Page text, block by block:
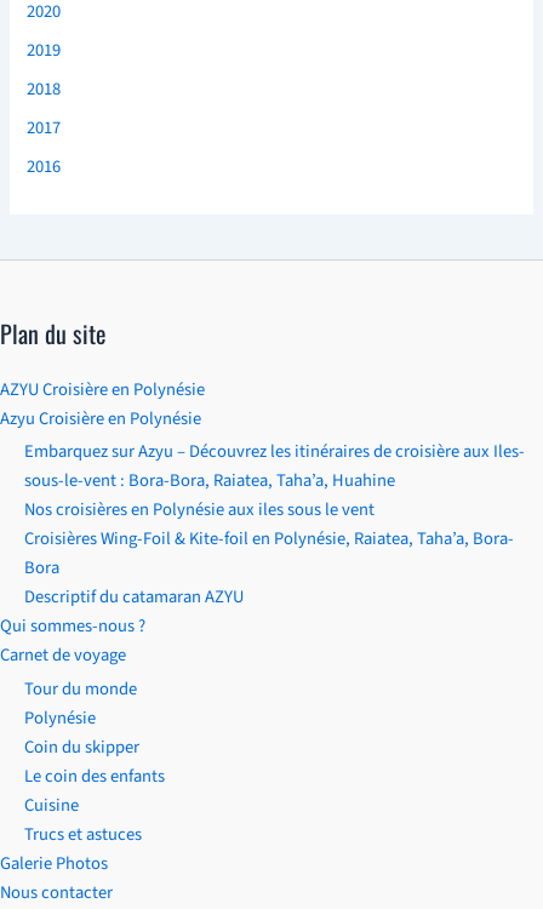
2020
2019
2018
2017
2016
Plan du site
AZYU Croisière en Polynésie
Azyu Croisière en Polynésie
Embarquez sur Azyu – Découvrez les itinéraires de croisière aux Iles-
sous-le-vent : Bora-Bora, Raiatea, Taha’a, Huahine
Nos croisières en Polynésie aux iles sous le vent
Croisières Wing-Foil & Kite-foil en Polynésie, Raiatea, Taha’a, Bora-
Bora
Descriptif du catamaran AZYU
Qui sommes-nous ?
Carnet de voyage
Tour du monde
Polynésie
Coin du skipper
Le coin des enfants
Cuisine
Trucs et astuces
Galerie Photos
Nous contacter